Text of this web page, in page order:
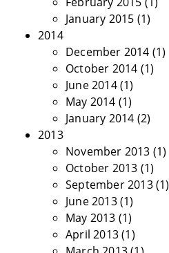
January 2015 (1)
2014
December 2014 (1)
October 2014 (1)
June 2014(1)
May 2014 (1)
January 2014 (2)
2013
November 2013 (1)
October 2013 (1)
September 2013(1)
June 2013(1)
May 2013 (1)
April 2013(1)